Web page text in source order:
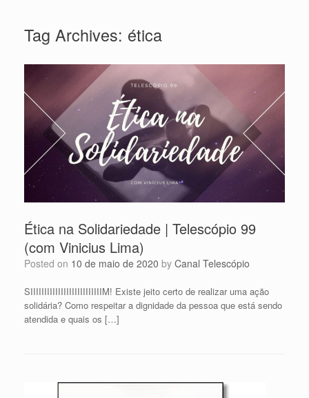
Tag Archives: ética
Ética na Solidariedade | Telescópio 99
(com Vinicius Lima)
Posted on 10 de maio de 2020 by Canal Telescópio
SIIIIIIIIIIIIIIIIIIIIIIIIIIM! Existe jeito certo de realizar uma ação
solidária? Como respeitar a dignidade da pessoa que está sendo
atendida e quais os […]